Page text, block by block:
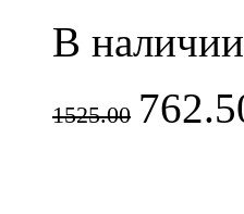
В наличии
1525.00